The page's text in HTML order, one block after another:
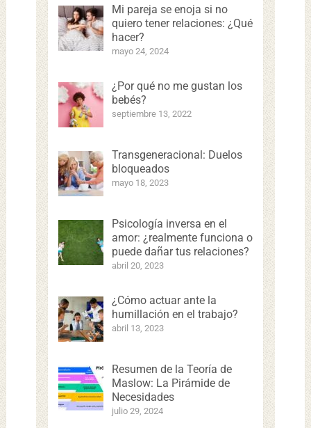
Mi pareja se enoja si no
quiero tener relaciones: ¿Qué
hacer?
mayo 24, 2024
¿Por qué no me gustan los
bebés?
septiembre 13, 2022
Transgeneracional: Duelos
bloqueados
mayo 18, 2023
Psicología inversa en el
amor: ¿realmente funciona o
puede dañar tus relaciones?
abril 20, 2023
¿Cómo actuar ante la
humillación en el trabajo?
abril 13, 2023
Resumen de la Teoría de
Maslow: La Pirámide de
Necesidades
julio 29, 2024